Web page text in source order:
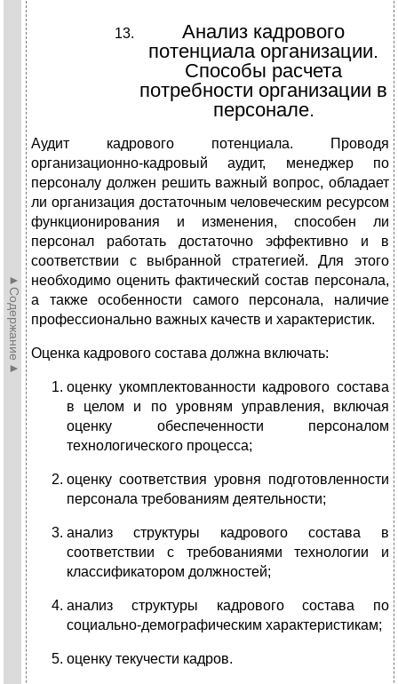
►Содержание►
Анализ кадрового
потенциала организации.
Способы расчета
потребности организации в
персонале.
Аудит кадрового потенциала. Проводя
организационно-кадровый аудит, менеджер по
персоналу должен решить важный вопрос, обладает
ли организация достаточным человеческим ресурсом
функционирования и изменения, способен ли
персонал работать достаточно эффективно и в
соответствии с выбранной стратегией. Для этого
необходимо оценить фактический состав персонала,
а также особенности самого персонала, наличие
профессионально важных качеств и характеристик.
Оценка кадрового состава должна включать:
оценку укомплектованности кадрового состава
в целом и по уровням управления, включая
оценку обеспеченности персоналом
технологического процесса;
оценку соответствия уровня подготовленности
персонала требованиям деятельности;
анализ структуры кадрового состава в
соответствии с требованиями технологии и
классификатором должностей;
анализ структуры кадрового состава по
социально-демографическим характеристикам;
оценку текучести кадров.